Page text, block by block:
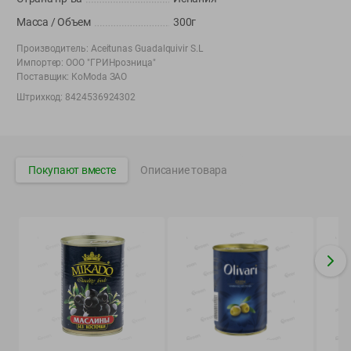
Вакансии 👋
Корпоративный сайт Green
соглашения
Фрунзенского района г. Минска + 375 17 272 73 84 .
Номер и адрес электронной почты лица, уполномоченного
продавцом рассматривать обращения покупателей о нарушении их
прав, предусмотренных законодательством о защите прав
потребителей: +375 44 560-60-61, shop@green-dostavka.by.
Способы оплаты товара:
Масса / Объем
300г
Производитель: Aceitunas Guadalquivir S.L
Импортер: ООО "ГРИНрозница"
Поставщик: КоМоdа ЗАО
Штрихкод: 8424536924302
Покупают вместе Описание товара